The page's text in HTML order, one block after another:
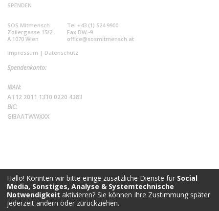
SPENDEN
SOS Mitmensch
Zollergasse 15/2
A 1070 Wien
Tel +43 (1) 524 9900
Fax DW -9
office@sosmitmensch.at
Impressum | Datenschutz
Spendenkonto:
IBAN:
AT12 2011 1310 0220 4383
BIC:
GIBAATWWXXX
Hallo! Könnten wir bitte einige zusätzliche Dienste für Social
Media, Sonstiges, Analyse & Systemtechnische
Notwendigkeit aktivieren? Sie können Ihre Zustimmung später
jederzeit ändern oder zurückziehen.